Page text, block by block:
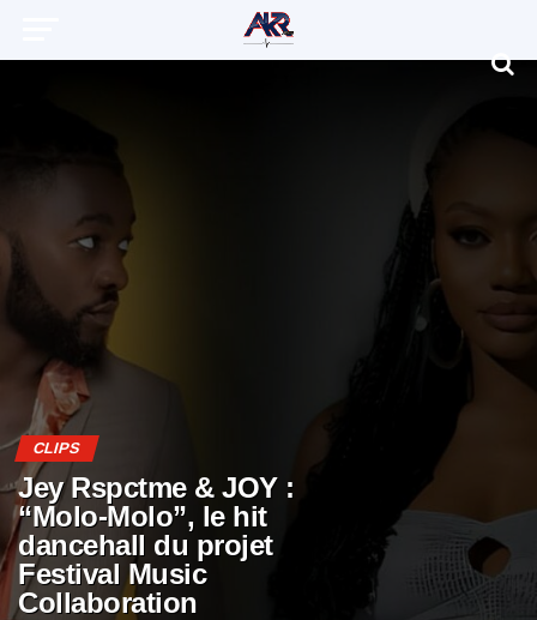
CLIPS
Jey Rspctme & JOY :
“Molo-Molo”, le hit
dancehall du projet
Festival Music
Collaboration